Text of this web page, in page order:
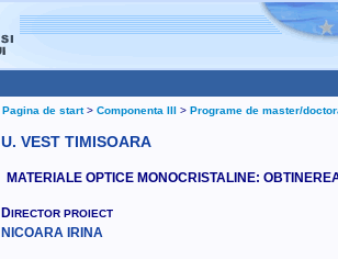
Pagina de start> Componenta III > Programe de master/
U. VEST TIMISOARA
MATERIALE OPTICE MONOCRISTALINE:
DIRECTOR PROIECT
NICOARA IRINA